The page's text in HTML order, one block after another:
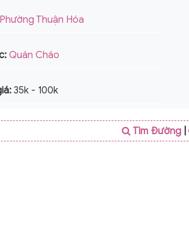
Phường Thuận Hóa
Quán Cháo
35k - 100k
Tìm Đường |